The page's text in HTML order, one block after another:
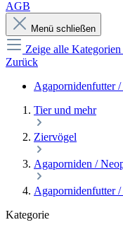
AGB
Menü schließen
Zeige alle Kategorien
Zurück
Agapornidenfutter
Tier und mehr
Ziervögel
Agaporniden /
Agapornidenfutter
Kategorie